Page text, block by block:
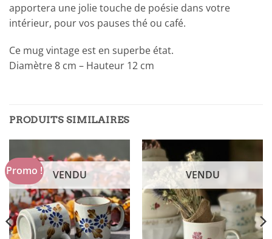
apportera une jolie touche de poésie dans votre
intérieur, pour vos pauses thé ou café.
Ce mug vintage est en superbe état.
Diamètre 8 cm – Hauteur 12 cm
PRODUITS SIMILAIRES
Promo ! VENDU VENDU